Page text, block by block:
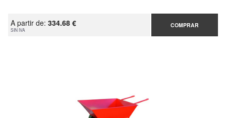
A partir de: 334.68 €
SIN IVA
COMPRAR